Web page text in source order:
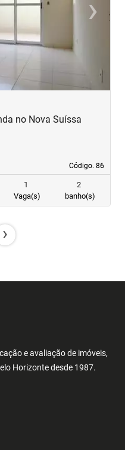
›Next
Código. 86
Código. 86
no Nova Suíssa
1
Vaga(s)
2
banho(s)
›
e avaliação de imóveis,
Horizonte desde 1987.